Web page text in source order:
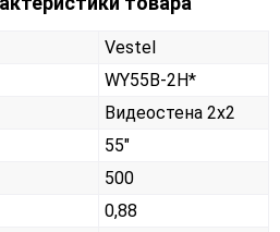
Vestel
WY55B-2H*
Видеостена 2х2
55"
500
0,88